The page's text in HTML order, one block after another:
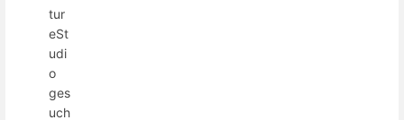
tur
eSt
udi
o
ges
uch